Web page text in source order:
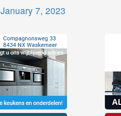
January 7, 2023